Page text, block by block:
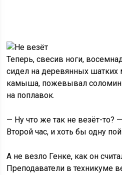
Теперь, свесив ноги,
сидел на деревянных шатких
камыша, пожевывал
на поплавок.
— Ну что же так не везёт-то?
Второй час, и хоть бы одну
А не везло Генке, как он
Преподаватели в техникуме